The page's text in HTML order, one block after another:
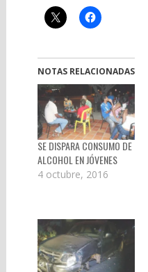
NOTAS RELACIONADAS
SE DISPARA CONSUMO DE
ALCOHOL EN JÓVENES
4 octubre, 2016